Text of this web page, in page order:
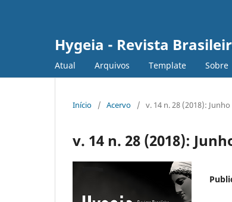
Hygeia - Revista
Atual Arquivos Template Sobre
Início / Acervo / v. 14 n. 28 (2018): Junho
v. 14 n. 28 (2018):